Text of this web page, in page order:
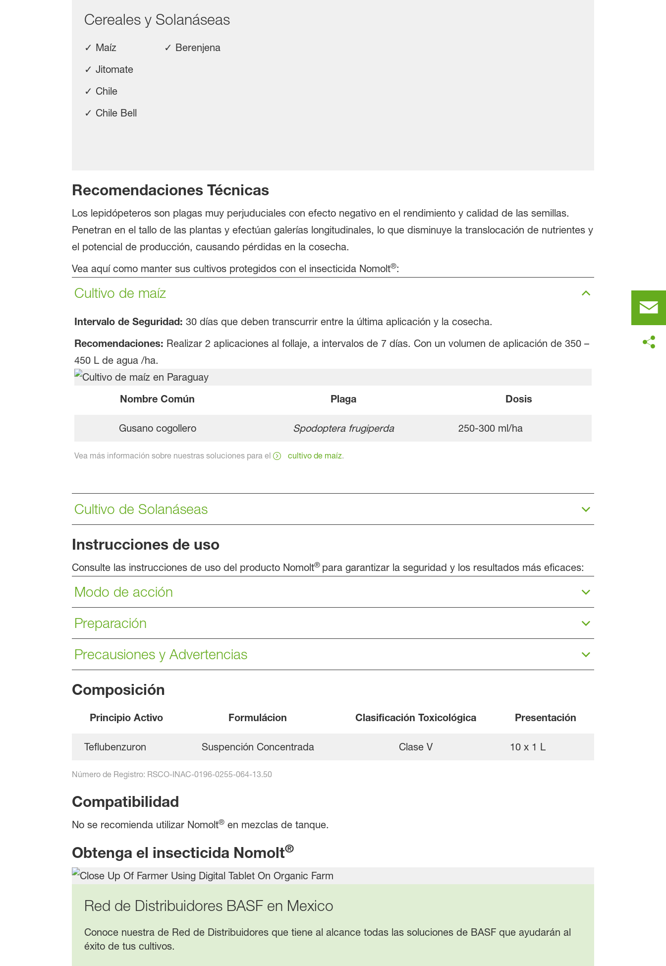
Cereales y Solanáseas
✓ Maíz ✓ Berenjena
✓ Jitomate
✓ Chile
✓ Chile Bell
Recomendaciones Técnicas
Los lepidópeteros son plagas muy perjuduciales con efecto negativo en el rendimiento y calidad de las semillas.
Penetran en el tallo de las plantas y efectúan galerías longitudinales, lo que disminuye la translocación de nutrientes y
el potencial de producción, causando pérdidas en la cosecha.
Vea aquí como manter sus cultivos protegidos con el insecticida Nomolt®:
Cultivo de maíz
Intervalo de Seguridad: 30 días que deben transcurrir entre la última aplicación y la cosecha.
Recomendaciones: Realizar 2 aplicaciones al follaje, a intervalos de 7 días. Con un volumen de aplicación de 350 –
450 L de agua /ha.
Nombre Común Plaga Dosis
Gusano cogollero Spodoptera frugiperda 250-300 ml/ha
Vea más información sobre nuestras soluciones para el cultivo de maíz.
Cultivo de Solanáseas
Instrucciones de uso
Consulte las instrucciones de uso del producto Nomolt® para garantizar la seguridad y los resultados más eficaces:
Modo de acción
Preparación
Precausiones y Advertencias
Composición
Principio Activo Formulácion Clasificación Toxicológica Presentación
Teflubenzuron Suspención Concentrada Clase V 10 x 1 L
Número de Registro: RSCO-INAC-0196-0255-064-13.50
Compatibilidad
No se recomienda utilizar Nomolt®en mezclas de tanque.
Obtenga el insecticida Nomolt®
Red de Distribuidores BASF en Mexico
Conoce nuestra de Red de Distribuidores que tiene al alcance todas las soluciones de BASF que ayudarán al
éxito de tus cultivos.